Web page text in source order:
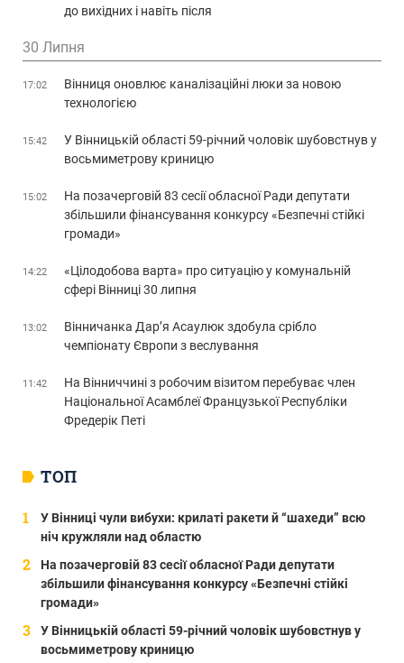
ТОП
У Вінниці чули вибухи: крилаті ракети й “шахеди” всю
ніч кружляли над областю
На позачерговій 83 сесії обласної Ради депутати
збільшили фінансування конкурсу «Безпечні стійкі
громади»
У Вінницькій області 59-річний чоловік шубовстнув у
восьмиметрову криницю
до вихідних і навіть після
30 Липня
17:02
Вінниця оновлює каналізаційні люки за новою
технологією
15:42
У Вінницькій області 59-річний чоловік шубовстнув у
восьмиметрову криницю
15:02
На позачерговій 83 сесії обласної Ради депутати
збільшили фінансування конкурсу «Безпечні стійкі
громади»
14:22
«Цілодобова варта» про ситуацію у комунальній
сфері Вінниці 30 липня
13:02
Вінничанка Дар’я Асаулюк здобула срібло
чемпіонату Європи з веслування
11:42
На Вінниччині з робочим візитом перебуває член
Національної Асамблеї Французької Республіки
Фредерік Петі